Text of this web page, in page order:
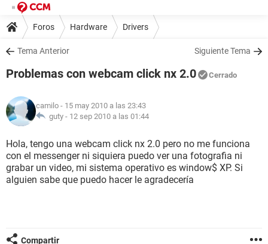
Foros Hardware Drivers
Tema Anterior Siguiente Tema
Problemas con webcam click nx 2.0 Cerrado
camilo - 15 may 2010 a las 23:43
guty - 12 sep 2010 a las 01:44
Hola, tengo una webcam click nx 2.0 pero no me funciona
con el messenger ni siquiera puedo ver una fotografia ni
grabar un video, mi sistema operativo es window$ XP. Si
alguien sabe que puedo hacer le agradecería
Compartir